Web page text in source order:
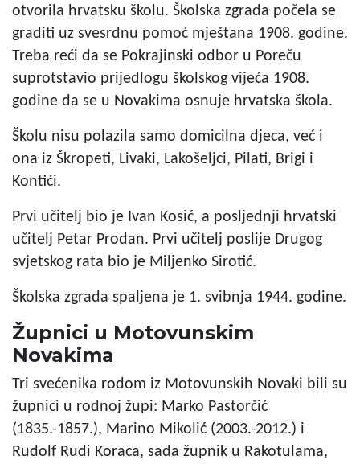
otvorila hrvatsku školu. Školska zgrada počela se
graditi uz svesrdnu pomoć mještana 1908. godine.
Treba reći da se Pokrajinski odbor u Poreču
suprotstavio prijedlogu školskog vijeća 1908.
godine da se u Novakima osnuje hrvatska škola.
Školu nisu polazila samo domicilna djeca, već i
ona iz Škropeti, Livaki, Lakošeljci, Pilati, Brigi i
Kontići.
Prvi učitelj bio je Ivan Kosić, a posljednji hrvatski
učitelj Petar Prodan. Prvi učitelj poslije Drugog
svjetskog rata bio je Miljenko Sirotić.
Školska zgrada spaljena je 1. svibnja 1944. godine.
Župnici u Motovunskim
Novakima
Tri svećenika rodom iz Motovunskih Novaki bili su
župnici u rodnoj župi: Marko Pastorčić
(1835.-1857.), Marino Mikolić (2003.-2012.) i
Rudolf Rudi Koraca, sada župnik u Rakotulama,